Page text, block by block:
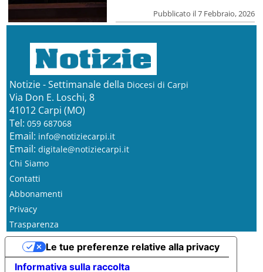
Pubblicato il 7 Febbraio, 2026
Notizie - Settimanale della Diocesi di Carpi
Via Don E. Loschi, 8
41012 Carpi (MO)
Tel: 059 687068
Email: info@notiziecarpi.it
Email: digitale@notiziecarpi.it
Chi Siamo
Contatti
Abbonamenti
Privacy
Trasparenza
Informativa sulla raccolta
Le tue preferenze relative alla privacy